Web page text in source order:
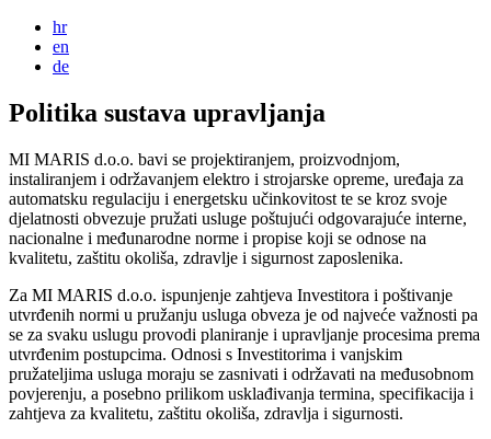
hr
en
de
Politika sustava upravljanja
MI MARIS d.o.o. bavi se projektiranjem, proizvodnjom,
instaliranjem i održavanjem elektro i strojarske opreme, uređaja za
automatsku regulaciju i energetsku učinkovitost te se kroz svoje
djelatnosti obvezuje pružati usluge poštujući odgovarajuće interne,
nacionalne i međunarodne norme i propise koji se odnose na
kvalitetu, zaštitu okoliša, zdravlje i sigurnost zaposlenika.
Za MI MARIS d.o.o. ispunjenje zahtjeva Investitora i poštivanje
utvrđenih normi u pružanju usluga obveza je od najveće važnosti pa
se za svaku uslugu provodi planiranje i upravljanje procesima prema
utvrđenim postupcima. Odnosi s Investitorima i vanjskim
pružateljima usluga moraju se zasnivati i održavati na međusobnom
povjerenju, a posebno prilikom usklađivanja termina, specifikacija i
zahtjeva za kvalitetu, zaštitu okoliša, zdravlja i sigurnosti.